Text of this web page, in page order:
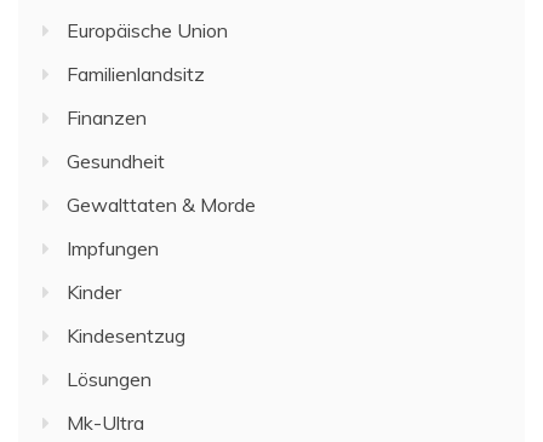
Europäische Union
Familienlandsitz
Finanzen
Gesundheit
Gewalttaten & Morde
Impfungen
Kinder
Kindesentzug
Lösungen
Mk-Ultra